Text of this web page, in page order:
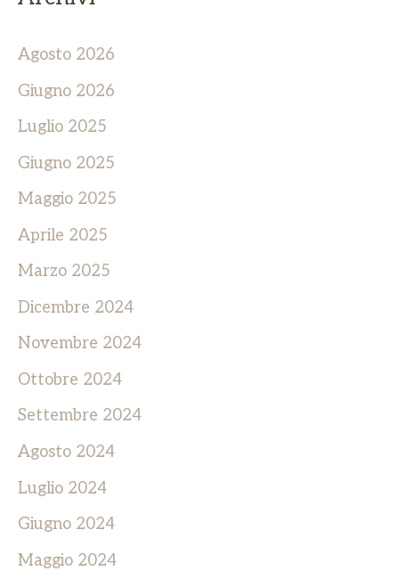
Agosto 2026
Giugno 2026
Luglio 2025
Giugno 2025
Maggio 2025
Aprile 2025
Marzo 2025
Dicembre 2024
Novembre 2024
Ottobre 2024
Settembre 2024
Agosto 2024
Luglio 2024
Giugno 2024
Maggio 2024